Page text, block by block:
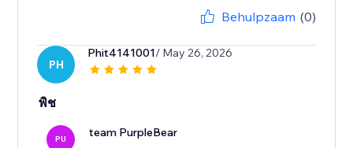
Behulpzaam (0)
PH
Phit4141001/ May 26, 2026
พิช
PU team PurpleBear